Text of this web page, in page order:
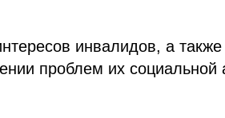
инвалидов, а
проблем их социальной